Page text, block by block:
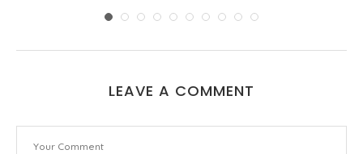
LEAVE A COMMENT